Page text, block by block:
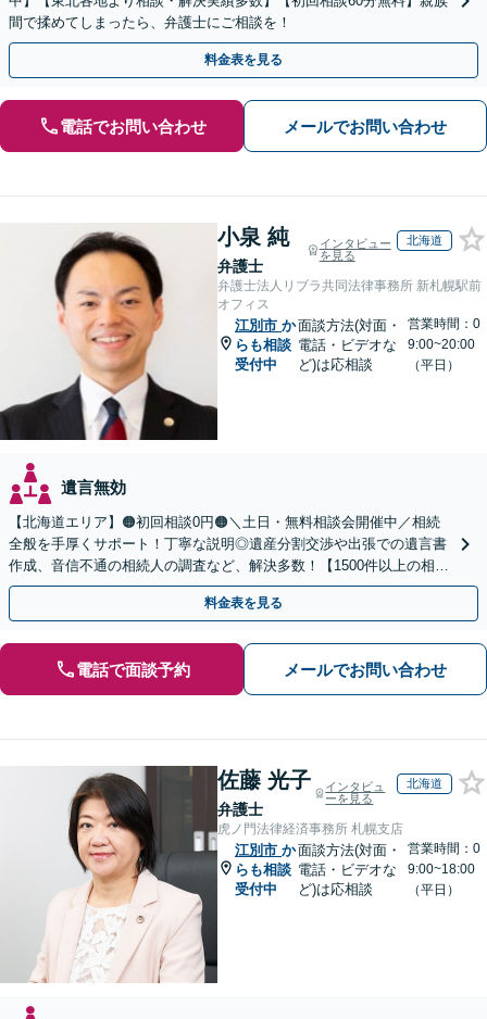
間で揉めてしまったら、弁護士にご相談を！
料金表を見る
電話でお問い合わせ メールでお問い合わせ
小泉 純
弁護士
インタビュー
を見る
北海道
弁護士法人リブラ共同法律事務所 新札幌駅前
オフィス
江別市 か
らも相談
受付中
面談方法(対面・
電話・ビデオな
ど)は応相談
営業時間：0
9:00~20:00
（平日）
遺言無効
【北海道エリア】🟠初回相談0円🟠＼土日・無料相談会開催中／相続
全般を手厚くサポート！丁寧な説明◎遺産分割交渉や出張での遺言書
作成、音信不通の相続人の調査など、解決多数！【1500件以上の相談
実績あり】【分かりやすい料金体系】
料金表を見る
電話で面談予約 メールでお問い合わせ
佐藤 光子
弁護士
インタビュ
ーを見る
北海道
虎ノ門法律経済事務所 札幌支店
江別市 か
らも相談
受付中
面談方法(対面・
電話・ビデオな
ど)は応相談
営業時間：0
9:00~18:00
（平日）